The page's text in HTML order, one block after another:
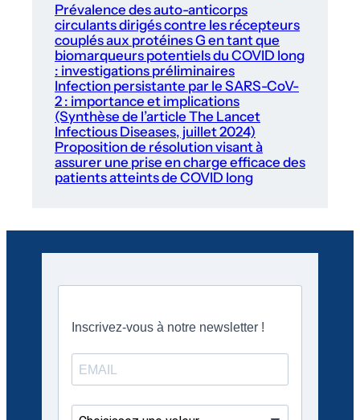
Prévalence des auto-anticorps
circulants dirigés contre les récepteurs
couplés aux protéines G en tant que
biomarqueurs potentiels du COVID long
: investigations préliminaires
Infection persistante par le SARS-CoV-
2 : importance et implications
(Synthèse de l’article The Lancet
Infectious Diseases, juillet 2024)
Proposition de résolution visant à
assurer une prise en charge efficace des
patients atteints de COVID long